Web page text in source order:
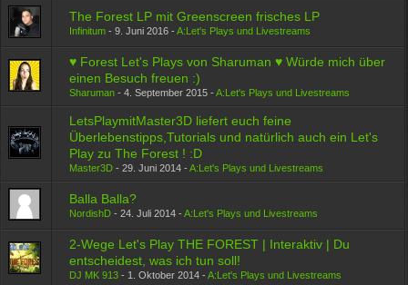
The Forest LP mit Greenscreen frisches LP
Infinitum -9. Juni 2016 -A:Let's Plays und Livestreams
♥ Forest Let's Plays von Sharuman ♥ Würde mich über
einen Besuch freuen :)
Sharuman -4. September 2015 -A:Let's Plays und Livestreams
LetsPlaymitMaster3D liefert euch feine
Überlebenstipps,Tutorials und natürlich auch ein Let's
Play zu The Forest ! :D
Master3D -29. Juni 2014 -A:Let's Plays und Livestreams
Balla Balla?
NordishD -24. Juli 2014 -A:Let's Plays und Livestreams
2-Wege Let's Play THE FOREST | Interaktiv | Du
entscheidest, was ich tun soll!
DJ MK 913 - 1. Oktober 2014 -A:Let's Plays und Livestreams